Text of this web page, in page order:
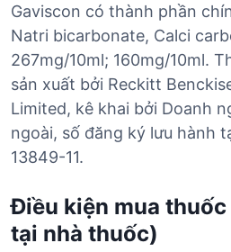
Gaviscon có thành phần
Natri bicarbonate, Calci
267mg/10ml; 160mg/10ml.
sản xuất bởi Reckitt
Limited, kê khai bởi Doanh
ngoài, số đăng ký lưu hành
13849-11.
Điều kiện mua
tại nhà thuốc)